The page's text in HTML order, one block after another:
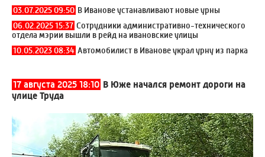
03.07.2025 09:50 В Иванове устанавливают новые урны
06.02.2025 15:37 Сотрудники административно-технического
отдела мэрии вышли в рейд на ивановские улицы
10.05.2023 08:34 Автомобилист в Иванове украл урну из парка
17 августа 2025 18:10 В Юже начался ремонт дороги на
улице Труда